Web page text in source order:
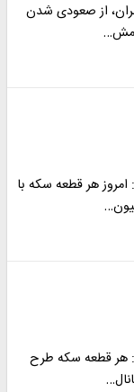
از صعودی شدن
هر قطعه سکه با
هر قطعه سکه طرح